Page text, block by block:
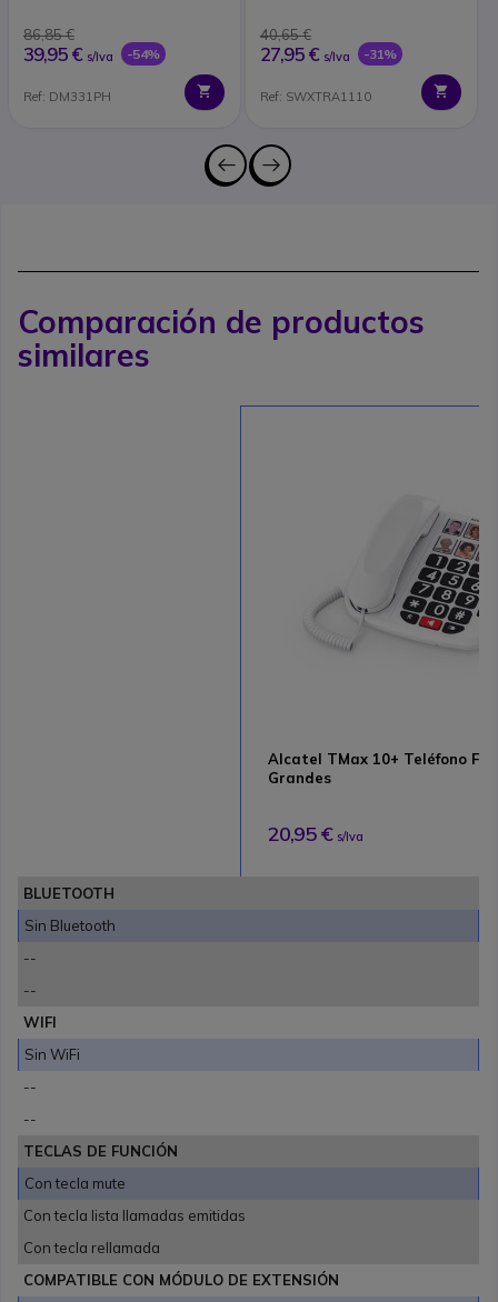
86,85 €
39,95 € s/Iva -54%
Ref: DM331PH
40,65 €
27,95 € s/Iva -31%
Ref: SWXTRA1110
Comparación de productos
similares
Alcatel TMax 10+ Teléfono
Grandes
20,95 € s/Iva
BLUETOOTH
Sin Bluetooth
--
--
WIFI
Sin WiFi
--
--
TECLAS DE FUNCIÓN
Con tecla mute
Con tecla lista llamadas emitidas
Con tecla rellamada
COMPATIBLE CON MÓDULO DE EXTENSIÓN